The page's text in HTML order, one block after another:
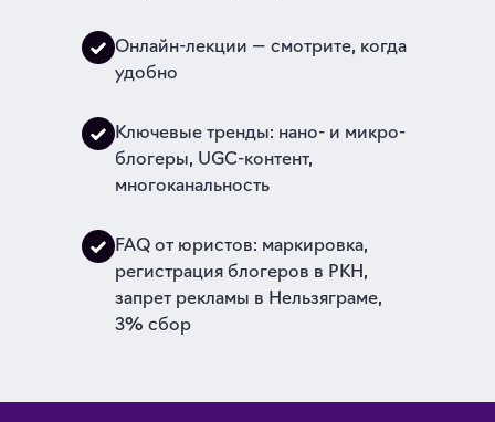
Онлайн-лекции — смотрите, когда
удобно
Ключевые тренды: нано- и микро-
блогеры, UGC-контент,
многоканальность
FAQ от юристов: маркировка,
регистрация блогеров в РКН,
запрет рекламы в Нельзяграме,
3% сбор